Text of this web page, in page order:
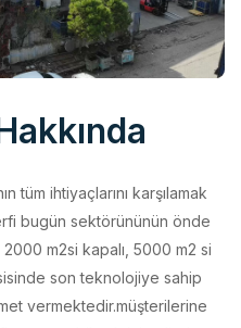
tüm ihtiyaçlarını karşılamak
m2si kapalı, 5000 m2 si
son teknolojiye sahip
vermektedir.müşterilerine
sunabilmek için elinden
aldığı belgeler ile